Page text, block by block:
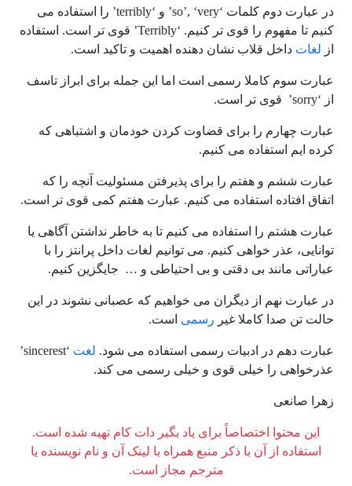
در عبارت دوم کلمات ‘so’, ‘very’ و ‘terribly’ را استفاده می
کنیم تا مفهوم را قوی تر کنیم. ‘Terribly’ قوی تر است. استفاده
از لغات داخل قلاب نشان دهنده اهمیت و تاکید است.
عبارت سوم کاملا رسمی است اما این جمله برای ابراز تاسف
از ‘sorry’ قوی تر است.
عبارت چهارم را برای قضاوت کردن خودمان و اشتباهی که
کرده ایم استفاده می کنیم.
عبارت ششم و هفتم را برای پذیرفتن مسئولیت آنچه را که
اتفاق افتاده استفاده می کنیم. عبارت هفتم کمی قوی تر است.
عبارت هشتم را استفاده می کنیم تا به خاطر نداشتن آگاهی یا
توانایی، عذر خواهی کنیم. می توانیم لغات داخل پرانتز را با
عباراتی مانند بی دقتی و بی احتیاطی و … جایگزین کنیم.
در عبارت نهم از دیگران می خواهیم که عصبانی نشوند در این
حالت تن صدا کاملا غیر رسمی است.
عبارت دهم در ادبیات رسمی استفاده می شود. لغت
‘sincerest’
عذرخواهی را خیلی قوی و خیلی رسمی می کند.
زهرا صانعی
این محتوا اختصاصاً برای یاد بگیر دات کام تهیه شده است.
استفاده از آن با ذکر منبع همراه با لینک آن و نام نویسنده یا
مترجم مجاز است.